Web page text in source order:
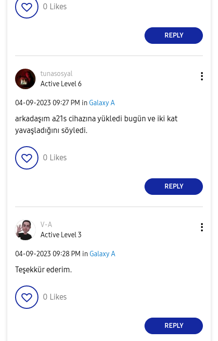
0 Likes
REPLY
tunasosyal
Active Level 6
‎04-09-2023 09:27 PM in Galaxy A
arkadaşım a21s cihazına yükledi bugün ve iki kat
yavaşladığını söyledi.
0 Likes
REPLY
V-A
Active Level 3
‎04-09-2023 09:28 PM in Galaxy A
Teşekkür ederim.
0 Likes
REPLY